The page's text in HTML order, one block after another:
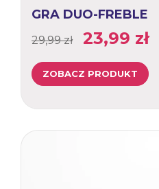
GRA DUO-FREBLE
29,99zł
cena
wynosiła:
23,99 zł
ZOBACZ PRODUKT